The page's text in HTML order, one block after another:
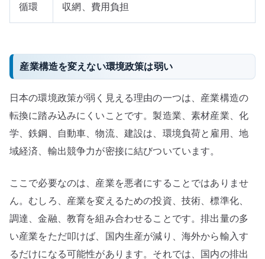
循環
収網、費用負担
産業構造を変えない環境政策は弱い
日本の環境政策が弱く見える理由の一つは、産業構造の
転換に踏み込みにくいことです。製造業、素材産業、化
学、鉄鋼、自動車、物流、建設は、環境負荷と雇用、地
域経済、輸出競争力が密接に結びついています。
ここで必要なのは、産業を悪者にすることではありませ
ん。むしろ、産業を変えるための投資、技術、標準化、
調達、金融、教育を組み合わせることです。排出量の多
い産業をただ叩けば、国内生産が減り、海外から輸入す
るだけになる可能性があります。それでは、国内の排出